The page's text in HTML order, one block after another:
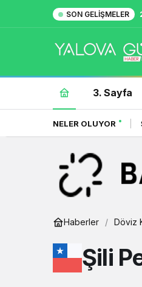
SON GELIŞMELER
3. Sayfa
NELER OLUYOR
Haberler Döviz
Şili